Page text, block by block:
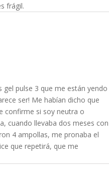
frágil.
pulse 3 que me están yendo
ser! Me habían dicho que
confirme si soy neutra o
cuando llevaba dos meses con
4 ampollas, me pronaba el
que repetirá, que me